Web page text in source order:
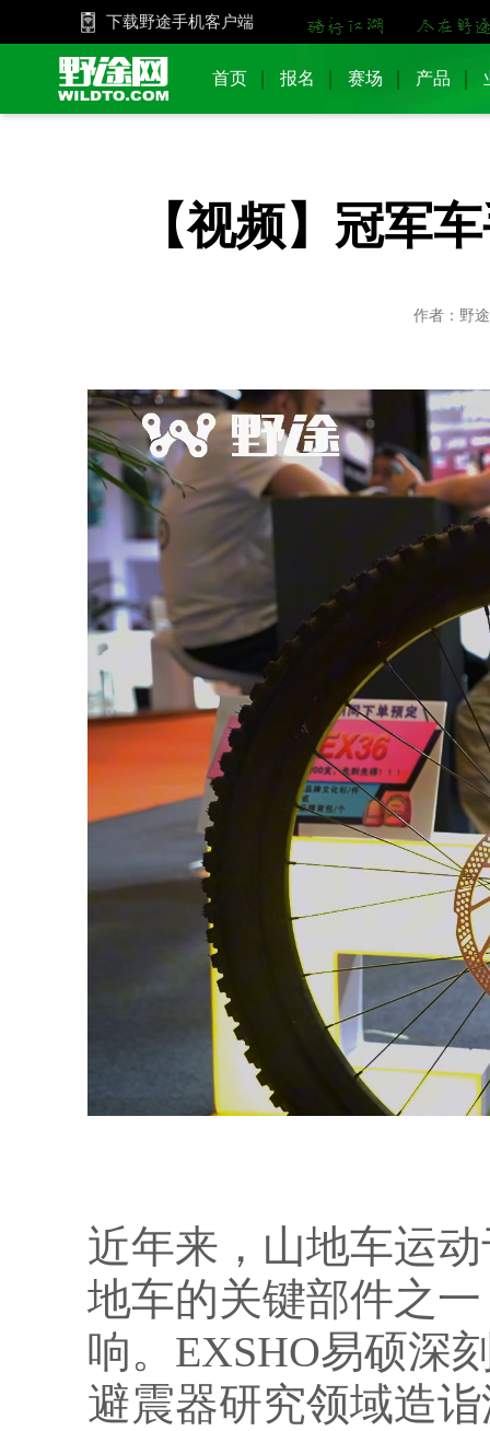
下载野途手机客户端
首页 报名 赛场 产品
【视频】冠军
作者：野
近年来，山地车运
地车的关键部件之
响。EXSHO易硕深
避震器研究领域造